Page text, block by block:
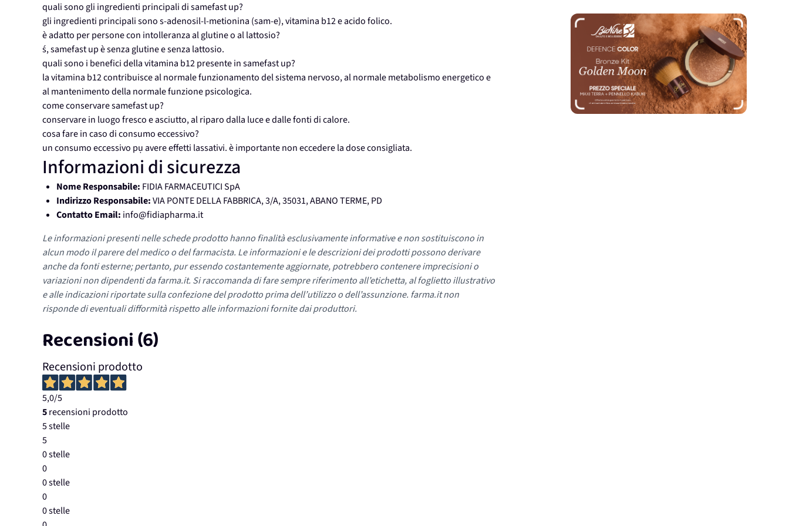
quali sono gli ingredienti principali di samefast up?
gli ingredienti principali sono s-adenosil-l-metionina (sam-e), vitamina b12 e acido folico.
è adatto per persone con intolleranza al glutine o al lattosio?
ś, samefast up è senza glutine e senza lattosio.
quali sono i benefici della vitamina b12 presente in samefast up?
la vitamina b12 contribuisce al normale funzionamento del sistema nervoso, al normale metabolismo energetico e
al mantenimento della normale funzione psicologica.
come conservare samefast up?
conservare in luogo fresco e asciutto, al riparo dalla luce e dalle fonti di calore.
cosa fare in caso di consumo eccessivo?
un consumo eccessivo pụ avere effetti lassativi. è importante non eccedere la dose consigliata.
Informazioni di sicurezza
Nome Responsabile: FIDIA FARMACEUTICI SpA
Indirizzo Responsabile:VIA PONTE DELLA FABBRICA, 3/A, 35031, ABANO TERME, PD
Contatto Email: info@fidiapharma.it
Le informazioni presenti nelle schede prodotto hanno finalità esclusivamente informative e non sostituiscono in
alcun modo il parere del medico o del farmacista. Le informazioni e le descrizioni dei prodotti possono derivare
anche da fonti esterne; pertanto, pur essendo costantemente aggiornate, potrebbero contenere imprecisioni o
variazioni non dipendenti da farma.it. Si raccomanda di fare sempre riferimento all’etichetta, al foglietto illustrativo
e alle indicazioni riportate sulla confezione del prodotto prima dell’utilizzo o dell’assunzione. farma.it non
risponde di eventuali difformità rispetto alle informazioni fornite dai produttori.
Recensioni (6)
Recensioni prodotto
5,0/5
5recensioni prodotto
5 stelle
5
0 stelle
0
0 stelle
0
0 stelle